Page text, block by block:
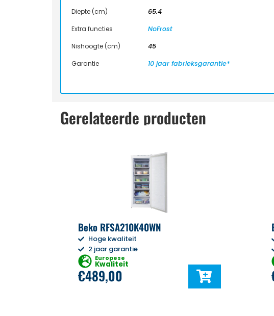
Diepte (cm)
65.4
Extra functies
NoFrost
Nishoogte (cm)
45
Garantie
10 jaar fabrieksgarantie*
Gerelateerde producten
Beko RFSA210K40WN
Hoge kwaliteit
2 jaar garantie
Europese
Kwaliteit
€489,00